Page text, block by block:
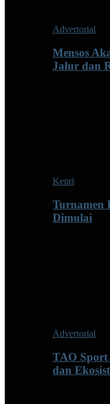
Advertorial
Mensos
Jalur dan
Kepri
Turnamen
Dimulai
Advertorial
TAO Sport
dan